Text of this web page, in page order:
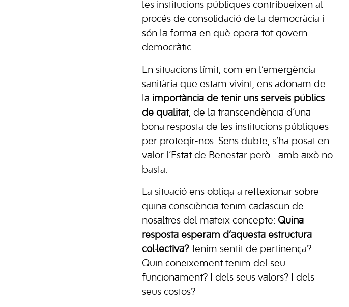
les institucions públiques contribueixen al
procés de consolidació de la democràcia i
són la forma en què opera tot govern
democràtic.
En situacions límit, com en l’emergència
sanitària que estam vivint, ens adonam de
la importància de tenir uns serveis públics
de qualitat, de la transcendència d’una
bona resposta de les institucions públiques
per protegir-nos. Sens dubte, s’ha posat en
valor l’Estat de Benestar però… amb això no
basta.
La situació ens obliga a reflexionar sobre
quina consciència tenim cadascun de
nosaltres del mateix concepte: Quina
resposta esperam d’aquesta estructura
col·lectiva?Tenim sentit de pertinença?
Quin coneixement tenim del seu
funcionament? I dels seus valors? I dels
seus costos?